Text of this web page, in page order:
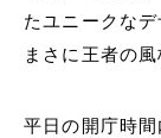
たユニークな
まさに王者の
平日の開庁時